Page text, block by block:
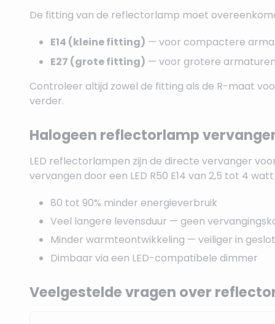
De fitting van de reflectorlamp moet
E14 (kleine fitting) — voor compactere
E27 (grote fitting) — voor grotere
Controleer altijd zowel de fitting als de R-maat
verder.
Halogeen reflectorlamp
LED reflectorlampen zijn de directe vervanger
vervangen door een LED R50 E14 van 2,5 tot 4
80 tot 90% minder energieverbruik
Veel langere levensduur — geen
Minder warmteontwikkeling — veiliger in
Dimbaar via een LED-compatibele dimmer
Veelgestelde vragen over